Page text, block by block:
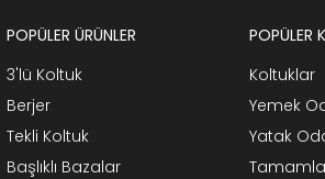
POPÜLER ÜRÜNLER
3'lü Koltuk
Berjer
Tekli Koltuk
Başlıklı Bazalar
POPÜLER
Koltuklar
Yemek
Yatak